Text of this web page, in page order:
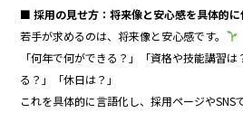
■ 採用の見せ方：将来像と安心感を具体的に
若手が求めるのは、将来像と安心感です。
「何年で何ができる？」「資格や技能講習
る？」「休日は？」
これを具体的に言語化し、採用ページや